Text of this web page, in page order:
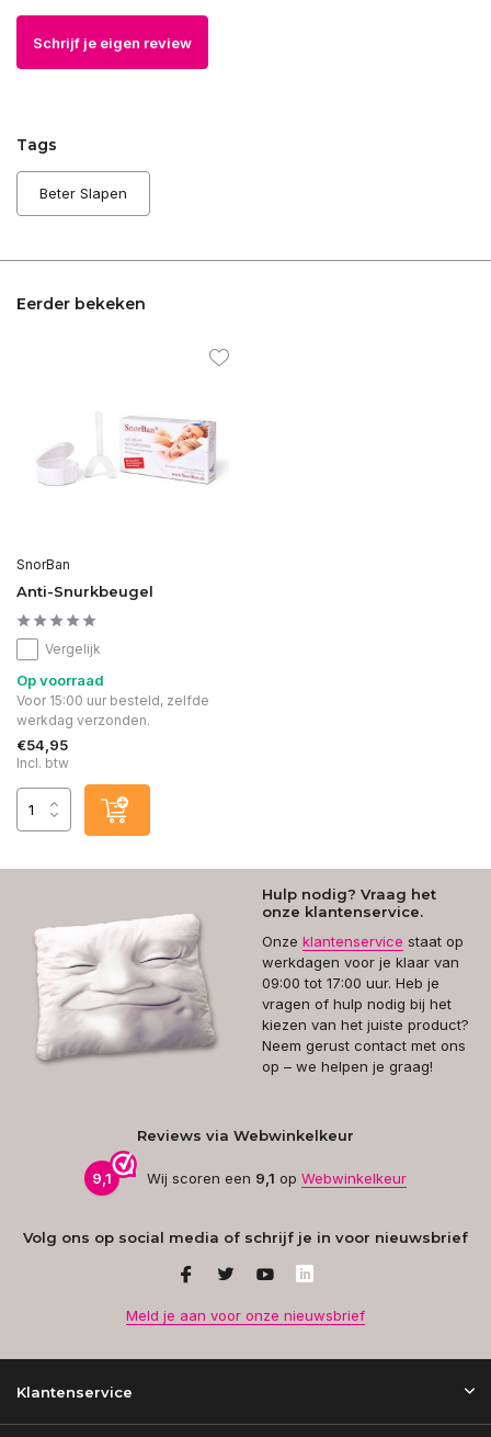
Schrijf je eigen review
Tags
Beter Slapen
Eerder bekeken
SnorBan
Anti-Snurkbeugel
Vergelijk
Op voorraad
Voor 15:00 uur besteld, zelfde
werkdag verzonden.
€54,95
Incl. btw
Hulp nodig? Vraag het
onze klantenservice.
Onze klantenservice staat op
werkdagen voor je klaar van
09:00 tot 17:00 uur. Heb je
vragen of hulp nodig bij het
kiezen van het juiste product?
Neem gerust contact met ons
op – we helpen je graag!
Reviews via Webwinkelkeur
9,1 Wij scoren een 9,1 op Webwinkelkeur
Volg ons op social media of schrijf je in voor nieuwsbrief
Meld je aan voor onze nieuwsbrief
Klantenservice